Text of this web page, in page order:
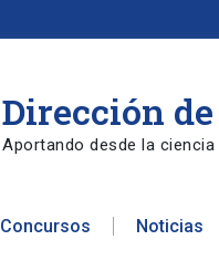
Dirección
Aportando desde la
Concursos Noticias